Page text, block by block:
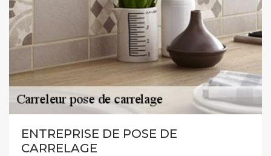
ENTREPRISE DE POSE DE
CARRELAGE